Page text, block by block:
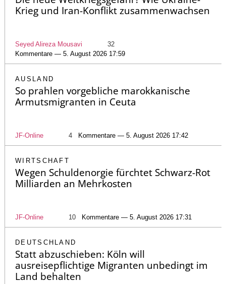
Krieg und Iran-Konflikt zusammenwachsen
Seyed Alireza Mousavi
32
Kommentare — 5. August 2026 17:59
AUSLAND
So prahlen vorgebliche marokkanische
Armutsmigranten in Ceuta
JF-Online 4 Kommentare — 5. August 2026 17:42
WIRTSCHAFT
Wegen Schuldenorgie fürchtet Schwarz-Rot
Milliarden an Mehrkosten
JF-Online 10 Kommentare — 5. August 2026 17:31
DEUTSCHLAND
Statt abzuschieben: Köln will
ausreisepflichtige Migranten unbedingt im
Land behalten